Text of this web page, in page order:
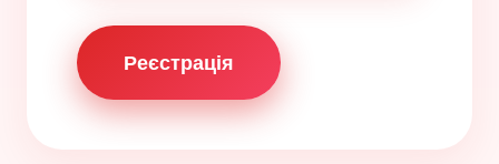
Реєстрація